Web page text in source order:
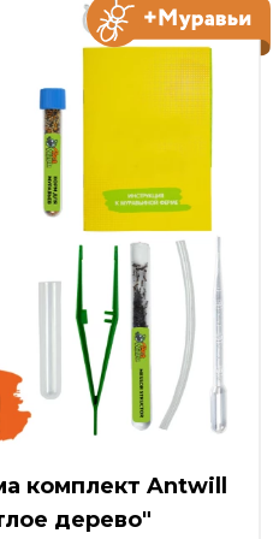
комплект Antwill
дерево"